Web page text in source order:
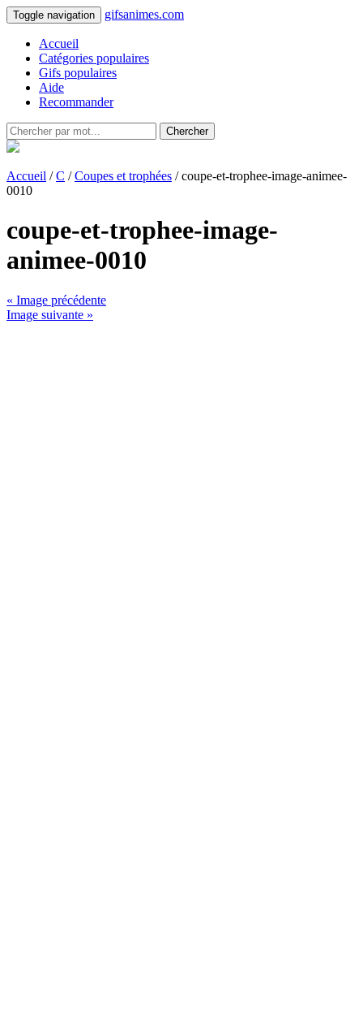
Toggle navigation gifsanimes.com
Accueil
Catégories populaires
Gifs populaires
Aide
Recommander
Chercher
Accueil /C /Coupes et trophées / coupe-et-trophee-image-animee-
0010
coupe-et-trophee-image-
animee-0010
« Image précédente
Image suivante »